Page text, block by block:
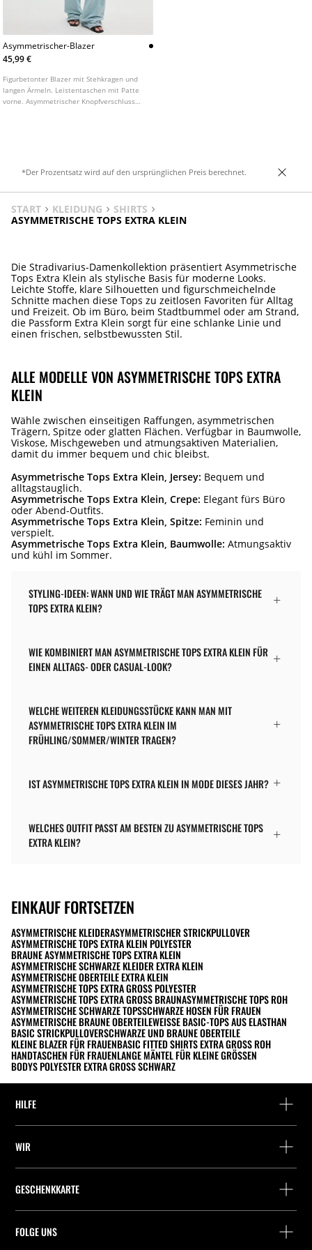
Asymmetrischer-Blazer
45,99 €
Figurbetonter Blazer mit Stehkragen und
langen Ärmeln. Leistentaschen mit Patte
vorne. Asymmetrischer Knopfverschluss
*Der Prozentsatz wird auf den ursprünglichen Preis berechnet.
START KLEIDUNG
SHIRTS
ASYMMETRISCHE TOPS EXTRA KLEIN
Die Stradivarius-Damenkollektion präsentiert Asymmetrische
Tops Extra Klein als stylische Basis für moderne Looks.
Leichte Stoffe, klare Silhouetten und figurschmeichelnde
Schnitte machen diese Tops zu zeitlosen Favoriten für Alltag
und Freizeit. Ob im Büro, beim Stadtbummel oder am Strand,
die Passform Extra Klein sorgt für eine schlanke Linie und
einen frischen, selbstbewussten Stil.
ALLE MODELLE VON ASYMMETRISCHE TOPS EXTRA
KLEIN
Wähle zwischen einseitigen Raffungen, asymmetrischen
Trägern, Spitze oder glatten Flächen. Verfügbar in Baumwolle,
Viskose, Mischgeweben und atmungsaktiven Materialien,
damit du immer bequem und chic bleibst.
Asymmetrische Tops Extra Klein, Jersey: Bequem und
alltagstauglich.
Asymmetrische Tops Extra Klein, Crepe: Elegant fürs Büro
oder Abend-Outfits.
Asymmetrische Tops Extra Klein, Spitze: Feminin und
verspielt.
Asymmetrische Tops Extra Klein, Baumwolle: Atmungsaktiv
und kühl im Sommer.
STYLING-IDEEN: WANN UND WIE TRÄGT MAN ASYMMETRISCHE
TOPS EXTRA KLEIN?
WIE KOMBINIERT MAN ASYMMETRISCHE TOPS EXTRA KLEIN FÜR
EINEN ALLTAGS- ODER CASUAL-LOOK?
WELCHE WEITEREN KLEIDUNGSSTÜCKE KANN MAN MIT
ASYMMETRISCHE TOPS EXTRA KLEIN IM
FRÜHLING/SOMMER/WINTER TRAGEN?
IST ASYMMETRISCHE TOPS EXTRA KLEIN IN MODE DIESES JAHR?
WELCHES OUTFIT PASST AM BESTEN ZU ASYMMETRISCHE TOPS
EXTRA KLEIN?
EINKAUF FORTSETZEN
ASYMMETRISCHE KLEIDERASYMMETRISCHER STRICKPULLOVER
ASYMMETRISCHE TOPS EXTRA KLEIN POLYESTER
BRAUNE ASYMMETRISCHE TOPS EXTRA KLEIN
ASYMMETRISCHE SCHWARZE KLEIDER EXTRA KLEIN
ASYMMETRISCHE OBERTEILE EXTRA KLEIN
ASYMMETRISCHE TOPS EXTRA GROSS POLYESTER
ASYMMETRISCHE TOPS EXTRA GROSS BRAUN ASYMMETRISCHE TOPS ROH
ASYMMETRISCHE SCHWARZE TOPSSCHWARZE HOSEN FÜR FRAUEN
ASYMMETRISCHE BRAUNE OBERTEILEWEISSE BASIC-TOPS AUS ELASTHAN
BASIC STRICKPULLOVERSCHWARZE UND BRAUNE OBERTEILE
KLEINE BLAZER FÜR FRAUENBASIC FITTED SHIRTS EXTRA GROSS ROH
HANDTASCHEN FÜR FRAUENLANGE MÄNTEL FÜR KLEINE GRÖSSEN
BODYS POLYESTER EXTRA GROSS SCHWARZ
HILFE
Wo befindet sich deine Bestellung gerade?
Packstation-Finder
Präferenz-Cookies
WIR
Unternehmen
Company Profile
GESCHENKKARTE
Kauf einer Geschenkkarte
FOLGE UNS